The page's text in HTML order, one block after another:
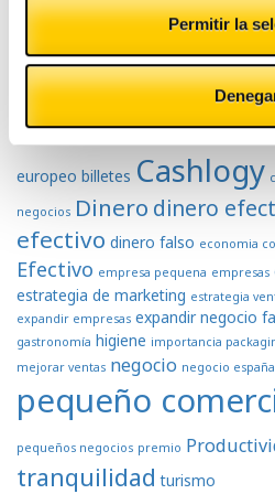
Permitir la
Tags
atención al cliente
europeo billetes Cashlogy
negocios Dinero dinero
efectivo dinero falso economia
Efectivo empresa pequena empresas
estrategia de marketing estrategia
expandir empresas expandir negocio
gastronomía higiene importancia
mejorar ventas negocio negocio españa
pequeño
pequeños negocios premio
tranquilidad turismo